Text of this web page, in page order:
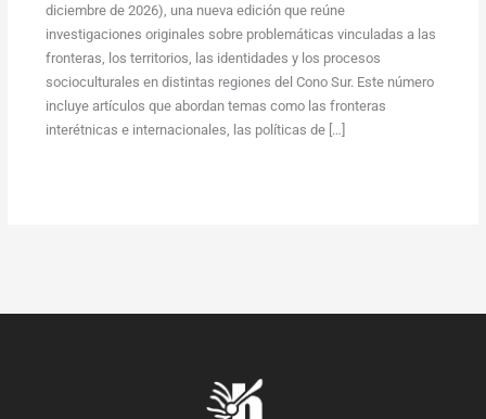
diciembre de 2026), una nueva edición que reúne
investigaciones originales sobre problemáticas vinculadas a las
fronteras, los territorios, las identidades y los procesos
socioculturales en distintas regiones del Cono Sur. Este número
incluye artículos que abordan temas como las fronteras
interétnicas e internacionales, las políticas de […]